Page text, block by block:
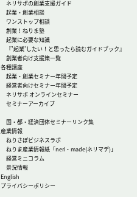
ネリサポの創業支援ガイド
起業・創業相談
ワンストップ相談
創業！ねりま塾
起業に必要な知識
『'起業'したい！と思ったら読むガイドブック』
創業者向け支援策一覧
各種講座
起業・創業セミナー年間予定
経営者向けセミナー年間予定
ネリサポ オンラインセミナー
セミナーアーカイブ
国・都・経済団体セミナーリンク集
産業情報
ねりさぽビジネスラボ
ねりま産業情報紙「neri・made(ネリマデ)」
経営ミニコラム
景況情報
English
プライバシーポリシー